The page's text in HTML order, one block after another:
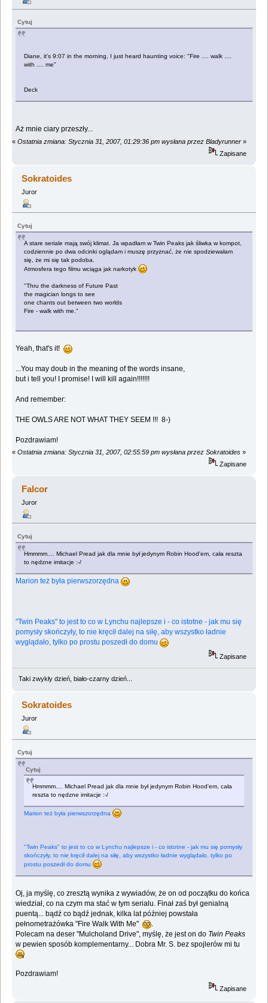
Cytuj
Diane, it's 9:07 in the morning, I just heard haunting voice: "Fire .... walk ....
with .... me"
Deck
Aż mnie ciary przeszły...
« Ostatnia zmiana: Stycznia 31, 2007, 01:29:36 pm wysłana przez Bladyrunner »
Zapisane
Sokratoides
Juror
Cytuj
A stare seriale mają swój klimat. Ja wpadłam w Twin Peaks jak śliwka w kompot,
codziennie po dwa odcinki oglądam i muszę przyznać, że nie spodziewałam
się, że mi się tak podoba.
Atmosfera tego filmu wciąga jak narkotyk
"Thru the darkness of Future Past
the magician longs to see
one chants out between two worlds
Fire - walk with me."
Yeah, that's it!
...You may doub in the meaning of the words insane,
but i tell you! I promise! I will kill again!!!!!!!
And remember:
THE OWLS ARE NOT WHAT THEY SEEM !!! 8-)
Pozdrawiam!
« Ostatnia zmiana: Stycznia 31, 2007, 02:55:59 pm wysłana przez Sokratoides »
Zapisane
Falcor
Juror
Cytuj
Hmmmm.... Michael Pread jak dla mnie był jedynym Robin Hood'em, cała reszta
to nędzne imitacje :-/
Marion też była pierwszorzędna
"Twin Peaks" to jest to co w Lynchu najlepsze i - co istotne - jak mu się
pomysły skończyły, to nie kręcił dalej na siłę, aby wszystko ładnie
wyglądało, tylko po prostu poszedł do domu
Zapisane
Taki zwykły dzień, biało-czarny dzień...
Sokratoides
Juror
Cytuj
Cytuj
Hmmmm.... Michael Pread jak dla mnie był jedynym Robin Hood'em, cała
reszta to nędzne imitacje :-/
Marion też była pierwszorzędna
"Twin Peaks" to jest to co w Lynchu najlepsze i - co istotne - jak mu się pomysły
skończyły, to nie kręcił dalej na siłę, aby wszystko ładnie wyglądało, tylko po
prostu poszedł do domu
Oj, ja myślę, co zresztą wynika z wywiadów, że on od początku do końca
wiedział, co na czym ma stać w tym serialu. Finał zaś był genialną
puentą... bądź co bądź jednak, kilka lat później powstała
pełnometrażówka "Fire Walk With Me"
.
Polecam na deser "Mulcholand Drive", myślę, że jest on do Twin Peaks
w pewien sposób komplementarny... Dobra Mr. S. bez spojlerów mi tu
Pozdrawiam!
Zapisane